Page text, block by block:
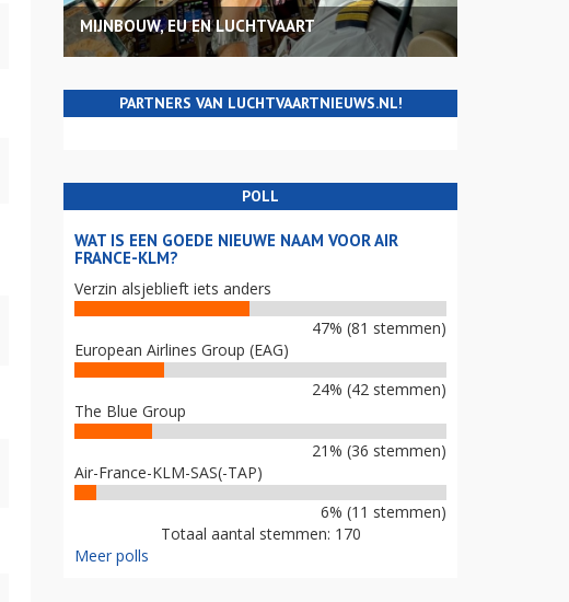
MIJNBOUW, EU EN LUCHTVAART
PARTNERS VAN LUCHTVAARTNIEUWS.NL!
POLL
WAT IS EEN GOEDE NIEUWE NAAM VOOR AIR
FRANCE-KLM?
Verzin alsjeblieft iets anders
47% (81 stemmen)
European Airlines Group (EAG)
24% (42 stemmen)
The Blue Group
21% (36 stemmen)
Air-France-KLM-SAS(-TAP)
6% (11 stemmen)
Totaal aantal stemmen: 170
Meer polls